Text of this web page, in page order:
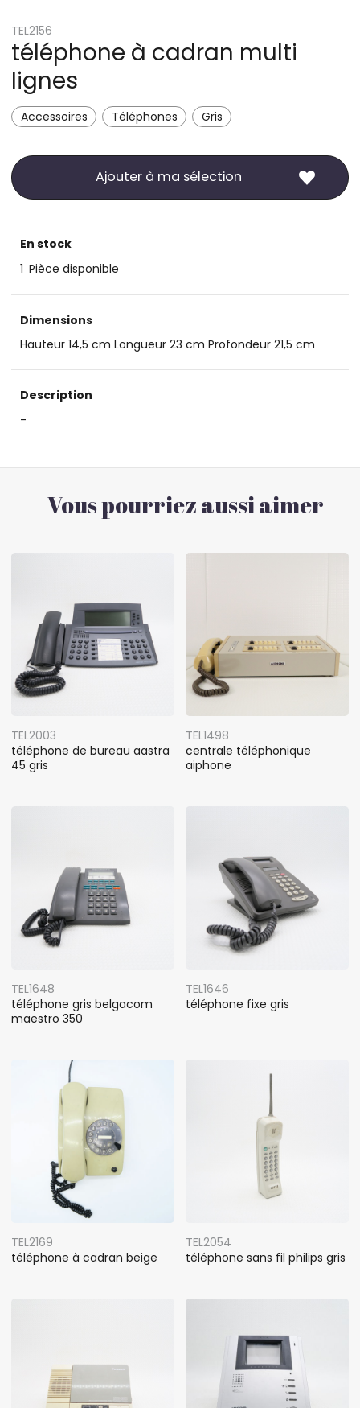
TEL2156
téléphone à cadran multi
lignes
Accessoires Téléphones Gris
Ajouter à ma sélection
En stock
1 Pièce disponible
Dimensions
Hauteur 14,5 cm Longueur 23 cm Profondeur 21,5 cm
Description
-
Vous pourriez aussi aimer
TEL2003
téléphone de bureau aastra
45 gris
TEL1498
centrale téléphonique
aiphone
TEL1648
téléphone gris belgacom
maestro 350
TEL1646
téléphone fixe gris
TEL2169
téléphone à cadran beige
TEL2054
téléphone sans fil philips gris